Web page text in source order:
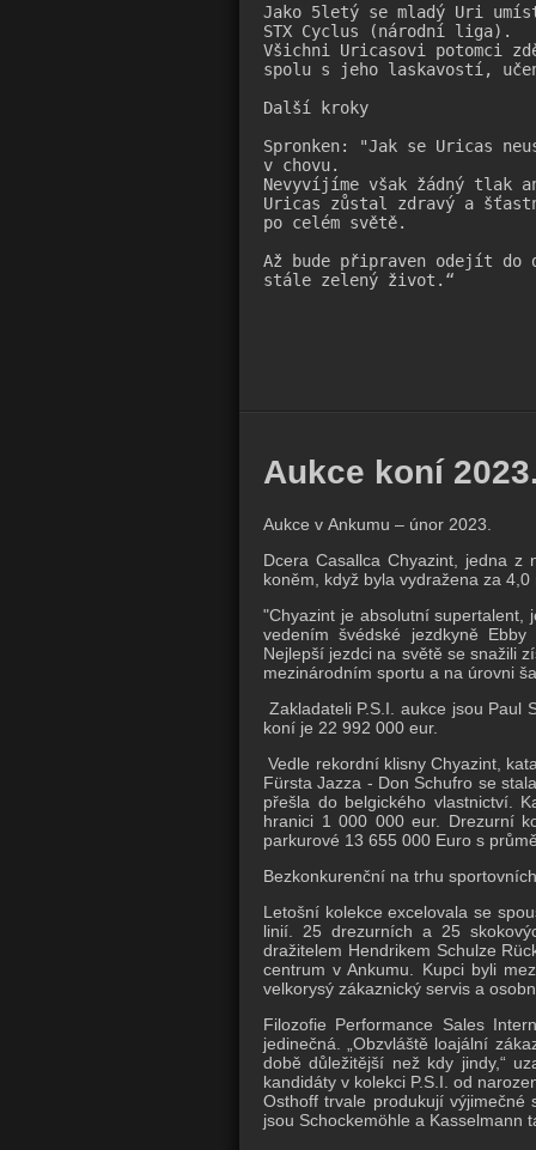
Jako 5letý se mladý Uri
STX Cyclus (národní liga).
Všichni Uricasovi potomci
spolu s jeho laskavostí,
Další kroky
Spronken: "Jak se Uricas
v chovu.
Nevyvíjíme však žádný tlak
Uricas zůstal zdravý a
po celém světě.
Až bude připraven odejít do
stále zelený život.“
Aukce koní
Aukce v Ankumu – únor 2023.
Dcera Casallca Chyazint, jedna z
koněm, když byla vydražena za
"Chyazint je absolutní supertalent,
vedením švédské jezdkyně
Nejlepší jezdci na světě se snažili
mezinárodním sportu a na úrovni
Zakladateli P.S.I. aukce jsou Paul
koní je 22 992 000 eur.
Vedle rekordní klisny Chyazint,
Fürsta Jazza - Don Schufro se
přešla do belgického vlastnictví.
hranici 1 000 000 eur. Drezurní
parkurové 13 655 000 Euro s
Bezkonkurenční na trhu
Letošní kolekce excelovala se
linií. 25 drezurních a 25
dražitelem Hendrikem Schulze
centrum v Ankumu. Kupci byli
velkorysý zákaznický servis a
Filozofie Performance Sales
jedinečná. „Obzvláště loajální
době důležitější než kdy jindy,“
kandidáty v kolekci P.S.I. od
Osthoff trvale produkují
jsou Schockemöhle a Kasselmann